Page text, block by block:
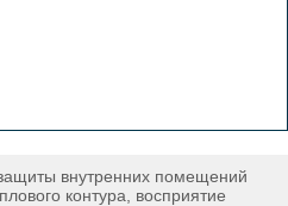
внутренних помещений
контура, восприятие